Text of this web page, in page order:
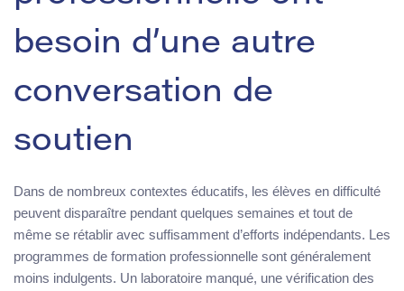
besoin d’une autre
conversation de
soutien
Dans de nombreux contextes éducatifs, les élèves en difficulté
peuvent disparaître pendant quelques semaines et tout de
même se rétablir avec suffisamment d’efforts indépendants. Les
programmes de formation professionnelle sont généralement
moins indulgents. Un laboratoire manqué, une vérification des